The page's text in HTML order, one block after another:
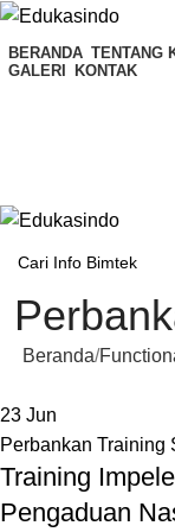
BERANDA TENTANG
GALERI
KONTAK
Beranda
23 Jun
Perbankan Training
Training
Pengaduan